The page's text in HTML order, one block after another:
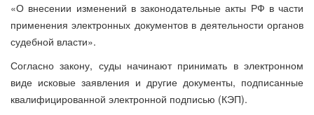
«О внесении изменений в законодательные акты РФ в части
применения электронных документов в деятельности органов
судебной власти».
Согласно закону, суды начинают принимать в электронном
виде исковые заявления и другие документы, подписанные
квалифицированной электронной подписью (КЭП).